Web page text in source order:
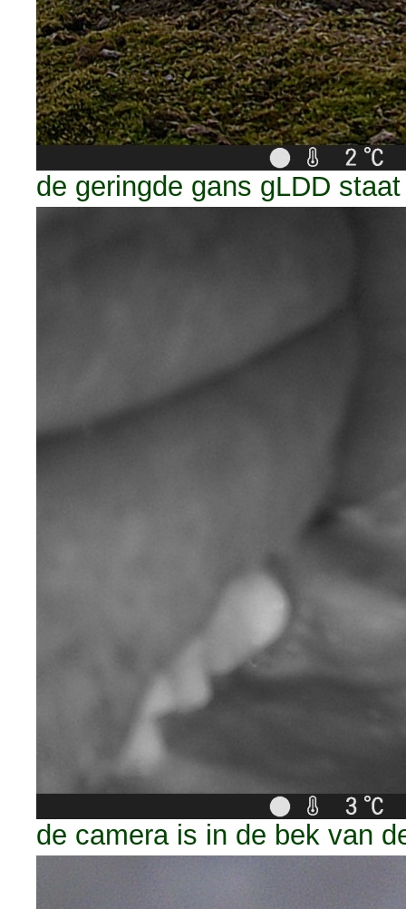
de geringde gans gLDD
de camera is in de bek van